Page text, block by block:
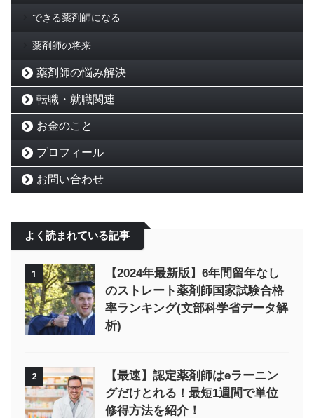
できる薬剤師になる
薬剤師の将来
薬剤師の悩み解決
転職・就職関連
お金のこと
プロフィール
お問い合わせ
よく読まれている記事
1
【2024年最新版】6年間留年なし
のストレート薬剤師国家試験合格
率ランキング(文部科学省データ解
析)
2
【最速】認定薬剤師はeラーニン
グだけとれる！最短1週間で単位
修得方法を紹介！